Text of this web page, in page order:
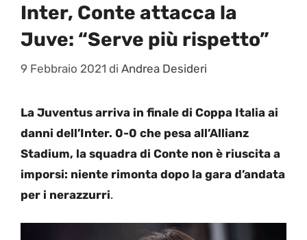
Inter, Conte attacca la
Juve: “Serve più rispetto”
9 Febbraio 2021 di Andrea Desideri
La Juventus arriva in finale di Coppa Italia ai
danni dell’Inter. 0-0 che pesa all’Allianz
Stadium, la squadra di Conte non è riuscita a
imporsi: niente rimonta dopo la gara d’andata
per i nerazzurri.